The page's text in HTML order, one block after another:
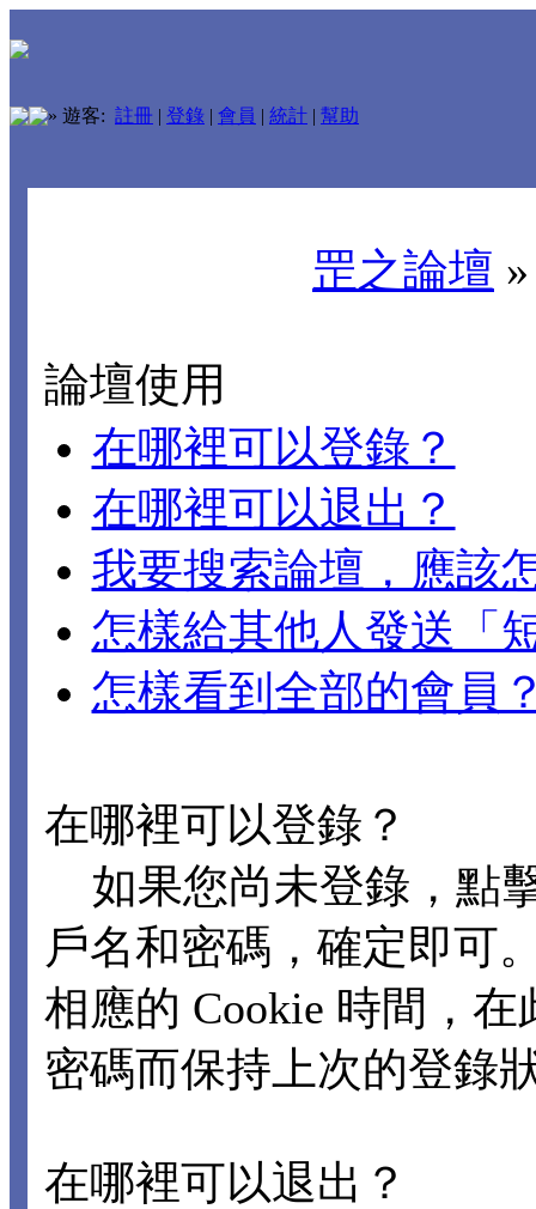
» 遊客: 註冊 | 登錄 | 會員 | 統計 | 幫助
罡之論壇
論壇使用
在哪裡可以登錄？
在哪裡可以退出？
我要搜索論壇，應該
怎樣給其他人發送「
怎樣看到全部的會員
在哪裡可以登錄？
如果您尚未登錄，點
戶名和密碼，確定即可
相應的 Cookie 時間，
密碼而保持上次的登錄
在哪裡可以退出？